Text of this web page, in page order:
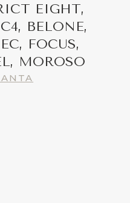
EIGHT,
BELONE,
FOCUS,
MOROSO